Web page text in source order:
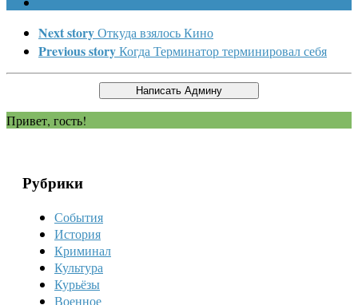
Next storyОткуда взялось Кино
Previous storyКогда Терминатор терминировал себя
Привет, гость!
Рубрики
События
История
Криминал
Культура
Курьёзы
Военное